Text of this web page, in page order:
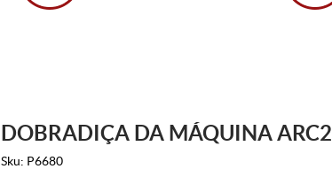
DOBRADIÇA DA MÁQUINA ARC2
Sku: P6680